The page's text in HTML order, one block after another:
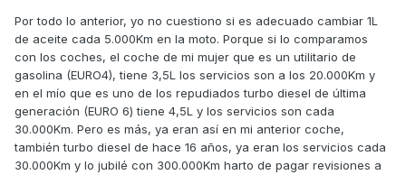
Por todo lo anterior, yo no cuestiono si es adecuado cambiar 1L
de aceite cada 5.000Km en la moto. Porque si lo comparamos
con los coches, el coche de mi mujer que es un utilitario de
gasolina (EURO4), tiene 3,5L los servicios son a los 20.000Km y
en el mío que es uno de los repudiados turbo diesel de última
generación (EURO 6) tiene 4,5L y los servicios son cada
30.000Km. Pero es más, ya eran así en mi anterior coche,
también turbo diesel de hace 16 años, ya eran los servicios cada
30.000Km y lo jubilé con 300.000Km harto de pagar revisiones a